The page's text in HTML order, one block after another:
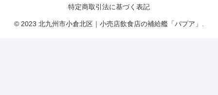
特定商取引法に基づく表記
© 2023 北九州市小倉北区｜小売店飲食店の補給艦「パプア」.